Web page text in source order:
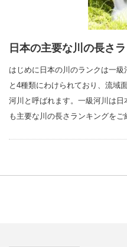
日本の主要な川の長さ
はじめに日本の川のランクは一級
と4種類にわけられており、流域
河川と呼ばれます。一級河川は
も主要な川の長さランキングを